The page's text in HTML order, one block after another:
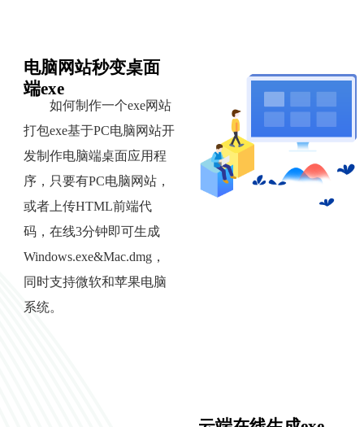
电脑网站秒变桌面
端exe
如何制作一个exe网站
打包exe基于PC电脑网站开
发制作电脑端桌面应用程
序，只要有PC电脑网站，
或者上传HTML前端代
码，在线3分钟即可生成
Windows.exe&Mac.dmg，
同时支持微软和苹果电脑
系统。